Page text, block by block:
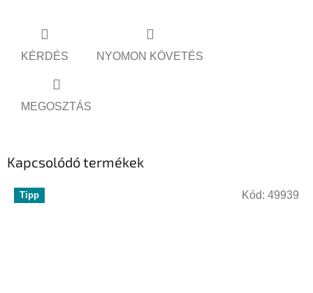
KÉRDÉS NYOMON KÖVETÉS
MEGOSZTÁS
Kapcsolódó termékek
Tipp Kód: 49939